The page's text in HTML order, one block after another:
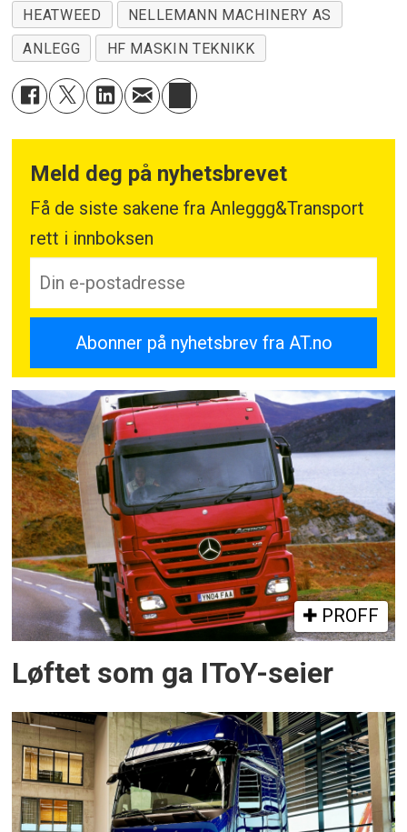
HEATWEED
NELLEMANN MACHINERY AS
ANLEGG
HF MASKIN TEKNIKK
Meld deg på nyhetsbrevet
Få de siste sakene fra Anleggg&Transport
rett i innboksen
PROFF
Løftet som ga IToY-seier